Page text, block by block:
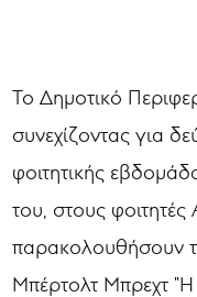
Το Δημοτικό
συνεχίζοντας για
φοιτητικής
του, στους φοιτητές
παρακολουθήσουν
Μπέρτολτ Μπρεχτ "Η